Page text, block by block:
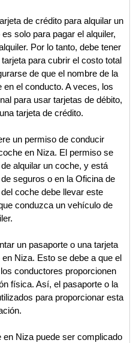
de crédito para alquilar un
solo para pagar el alquiler,
Por lo tanto, debe tener
para cubrir el costo total
de que el nombre de la
el conducto. A veces, los
para usar tarjetas de débito,
tarjeta de crédito.
un permiso de conducir
en Niza. El permiso se
alquilar un coche, y está
seguros o en la Oficina de
coche debe llevar este
conduzca un vehículo de
un pasaporte o una tarjeta
Niza. Esto se debe a que el
conductores proporcionen
física. Así, el pasaporte o la
para proporcionar esta
Niza puede ser complicado